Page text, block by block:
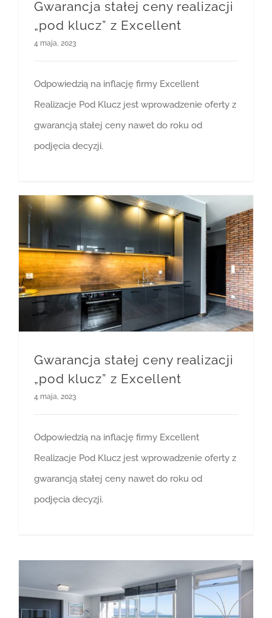
Gwarancja stałej ceny realizacji
„pod klucz” z Excellent
4 maja, 2023
Odpowiedzią na inflację firmy Excellent
Realizacje Pod Klucz jest wprowadzenie oferty z
gwarancją stałej ceny nawet do roku od
podjęcia decyzji.
Gwarancja stałej ceny realizacji
„pod klucz” z Excellent
4 maja, 2023
Odpowiedzią na inflację firmy Excellent
Realizacje Pod Klucz jest wprowadzenie oferty z
gwarancją stałej ceny nawet do roku od
podjęcia decyzji.